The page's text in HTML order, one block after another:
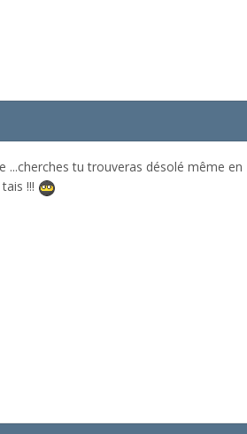
tu trouveras désolé même
!!!